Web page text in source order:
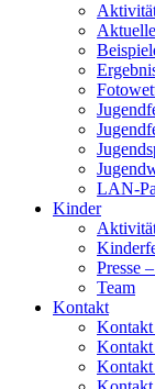
LAN-
Kinder
Presse
Team
Kontakt
Kontakt